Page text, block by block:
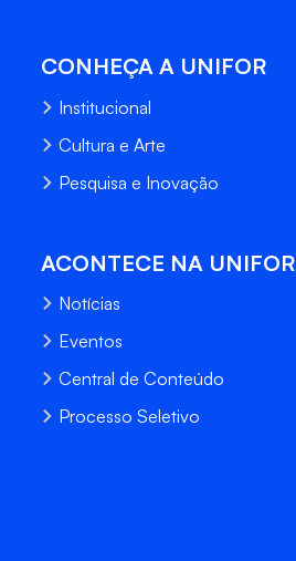
CONHEÇA A UNIFOR
Institucional
Cultura e Arte
Pesquisa e Inovação
ACONTECE NA UNIFOR
Notícias
Eventos
Central de Conteúdo
Processo Seletivo